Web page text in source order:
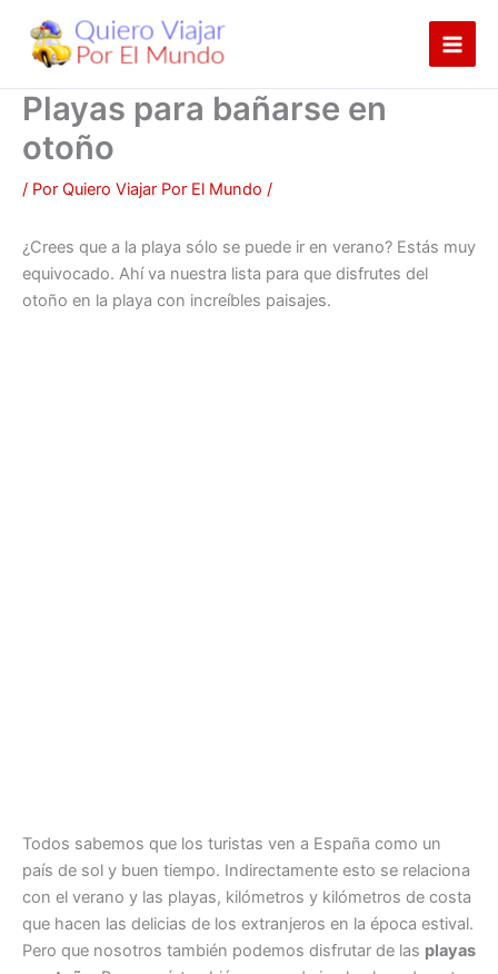
contenido
Playas para bañarse en
otoño
/ Por Quiero Viajar Por El Mundo /
¿Crees que a la playa sólo se puede ir en verano? Estás muy
equivocado. Ahí va nuestra lista para que disfrutes del
otoño en la playa con increíbles paisajes.
Todos sabemos que los turistas ven a España como un
país de sol y buen tiempo. Indirectamente esto se relaciona
con el verano y las playas, kilómetros y kilómetros de costa
que hacen las delicias de los extranjeros en la época estival.
Pero que nosotros también podemos disfrutar de las playas